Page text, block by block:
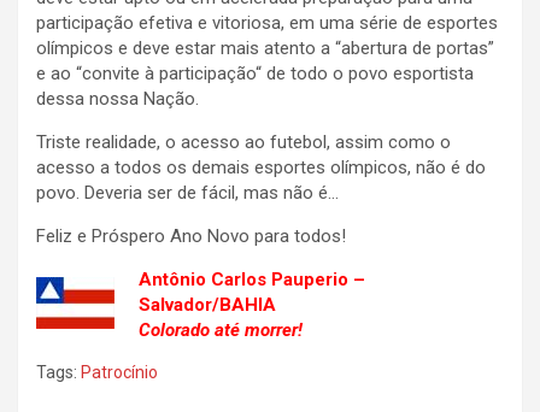
participação efetiva e vitoriosa, em uma série de esportes
olímpicos e deve estar mais atento a “abertura de portas”
e ao “convite à participação“ de todo o povo esportista
dessa nossa Nação.
Triste realidade, o acesso ao futebol, assim como o
acesso a todos os demais esportes olímpicos, não é do
povo. Deveria ser de fácil, mas não é…
Feliz e Próspero Ano Novo para todos!
Antônio Carlos Pauperio –
Salvador/BAHIA
Colorado até morrer!
Tags: Patrocínio